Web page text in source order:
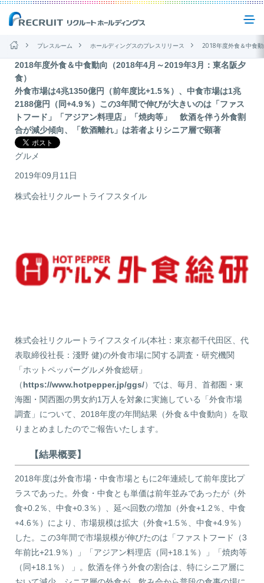
事業紹介
サステナビリティ
プレスルーム ホールディングスのプレスリリース 2018年度外食＆中食動向（2018年4月～
2018年度外食＆中食動向（2018年4月～2019年3月：東名阪夕
食）
外食市場は4兆1350億円（前年度比+1.5％）、中食市場は1兆
2188億円（同+4.9％）この3年間で伸びが大きいのは「ファス
トフード」「アジアン料理店」「焼肉等」 飲酒を伴う外食割
合が減少傾向、「飲酒離れ」は若者よりシニア層で顕著
グルメ
2019年09月11日
株式会社リクルートライフスタイル
株式会社リクルートライフスタイル(本社：東京都千代田区、代
表取締役社長：淺野 健)の外食市場に関する調査・研究機関
「ホットペッパーグルメ外食総研」
（https://www.hotpepper.jp/ggs/）では、毎月、首都圏・東
海圏・関西圏の男女約1万人を対象に実施している「外食市場
調査」について、2018年度の年間結果（外食＆中食動向）を取
りまとめましたのでご報告いたします。
【結果概要】
2018年度は外食市場・中食市場ともに2年連続して前年度比プ
ラスであった。外食・中食とも単価は前年並みであったが（外
食+0.2％、中食+0.3％）、延べ回数の増加（外食+1.2％、中食
+4.6％）により、市場規模は拡大（外食+1.5％、中食+4.9％）
した。この3年間で市場規模が伸びたのは「ファストフード（3
年前比+21.9％）」「アジアン料理店（同+18.1％）」「焼肉等
（同+18.1％） 」。飲酒を伴う外食の割合は、特にシニア層に